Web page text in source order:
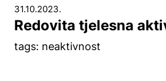
31.10.2023.
Redovita tjelesna
tags: neaktivnost